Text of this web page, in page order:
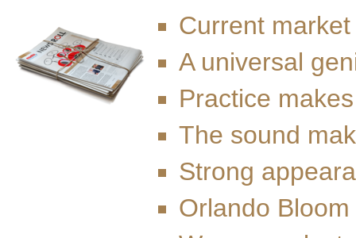
Current
A universal
Practice
The sound
Strong
Orlando